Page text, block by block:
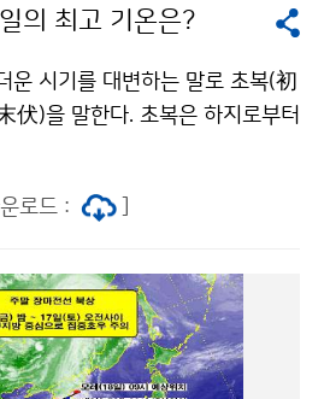
의 최고 기온은?
운 시기를 대변하는 말로 초복(初
伏)을 말한다. 초복은 하지로부터
터 첫 번째 경일이다. 복날은 열
가 20일이 되기도 하며 이는 월
복은 7월 11일부터 21일 사이
는 7월 19일에 해당된다. 과거 40
현황(1970~2009년) 우리나라
운로드 :